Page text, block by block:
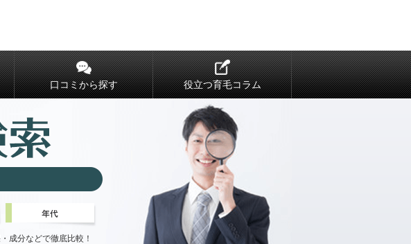
口コミから探す 役立つ育毛コラム
成分などで徹底比較！